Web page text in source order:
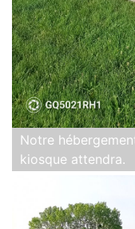
Notre
kiosque attendra.